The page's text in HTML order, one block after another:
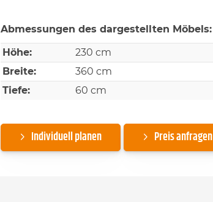
Abmessungen des dargestellten Möbels:
Höhe:
230 cm
Breite:
360 cm
Tiefe:
60 cm
Individuell planen Preis anfragen